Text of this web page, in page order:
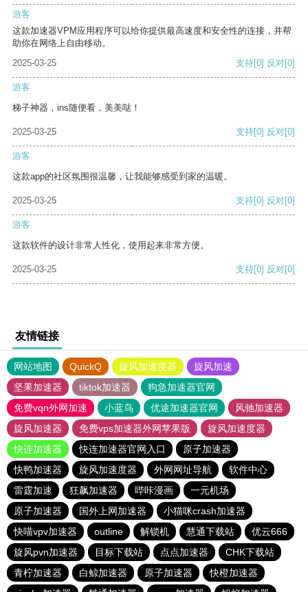
游客
这款加速器VPM应用程序可以给你提供最高速度和安全性的连接，并帮
助你在网络上自由移动。
2025-03-25
支持[0] 反对[0]
游客
梯子神器，ins随便看，美美哒！
2025-03-25 支持[0] 反对[0]
游客
这款app的社区氛围很温馨，让我能够感受到家的温暖。
2025-03-25 支持[0] 反对[0]
游客
这款软件的设计非常人性化，使用起来非常方便。
2025-03-25 支持[0] 反对[0]
友情链接
网站地图 QuickQ 旋风加速度器
旋风加速
坚果加速器
tiktok加速器
狗急加速器官网
免费vqn外网加速
小蓝鸟 优途加速器官网
风驰加速器
旋风加速器
免费vps加速器外网苹果版
旋风加速度器
快连加速器
快连加速器官网入口
原子加速器
快鸭加速器
旋风加速度器 外网网址导航
软件中心
雷霆加速
狂飙加速器 哔咔漫画
一元机场
原子加速器
国外上网加速器
小猫咪crash加速器
快喵vpv加速器
outline 解锁机 慧通下载站
优云666
旋风pvn加速器
目标下载站 点点加速器
CHK下载站
青柠加速器
白鲸加速器 原子加速器
快橙加速器